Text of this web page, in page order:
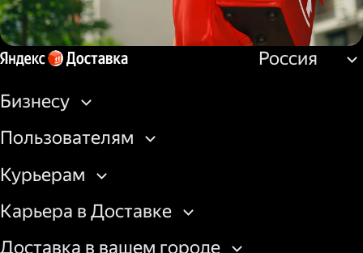
Пеший курьер
Россия
Бизнесу
Пользователям
Курьерам
Карьера в Доставке
Доставка в вашем городе